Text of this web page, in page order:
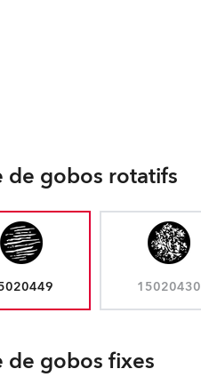
de gobos rotatifs
15020430
de gobos fixes